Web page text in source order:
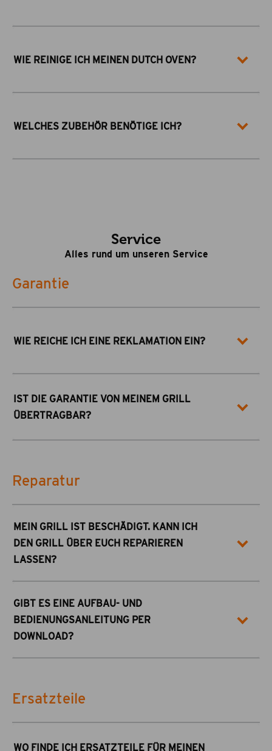
WIE REINIGE ICH MEINEN DUTCH OVEN?
WELCHES ZUBEHÖR BENÖTIGE ICH?
Service
Alles rund um unseren Service
Garantie
WIE REICHE ICH EINE REKLAMATION EIN?
IST DIE GARANTIE VON MEINEM GRILL
ÜBERTRAGBAR?
Reparatur
MEIN GRILL IST BESCHÄDIGT. KANN ICH
DEN GRILL ÜBER EUCH REPARIEREN
LASSEN?
GIBT ES EINE AUFBAU- UND
BEDIENUNGSANLEITUNG PER
DOWNLOAD?
Ersatzteile
WO FINDE ICH ERSATZTEILE FÜR MEINEN